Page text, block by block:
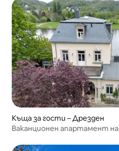
Къща за гости – Дрезден
Ваканционен апартамент